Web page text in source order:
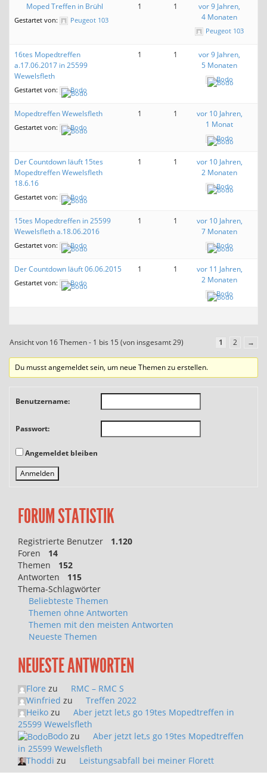
Moped Treffen in Brühl
Gestartet von: Peugeot 103
1 1
vor 9 Jahren,
4 Monaten
Peugeot 103
16tes Mopedtreffen
a.17.06.2017 in 25599
Wewelsfleth
Gestartet von: Bodo
1 1
vor 9 Jahren,
5 Monaten
Bodo
Mopedtreffen Wewelsfleth
Gestartet von: Bodo
1 1
vor 10 Jahren,
1 Monat
Bodo
Der Countdown läuft 15tes
Mopedtreffen Wewelsfleth
18.6.16
Gestartet von: Bodo
1 1
vor 10 Jahren,
2 Monaten
Bodo
15tes Mopedtreffen in 25599
Wewelsfleth a.18.06.2016
Gestartet von: Bodo
1 1
vor 10 Jahren,
7 Monaten
Bodo
Der Countdown läuft 06.06.2015
Gestartet von: Bodo
1 1
vor 11 Jahren,
2 Monaten
Bodo
Ansicht von 16 Themen - 1 bis 15 (von insgesamt 29) 1 2 →
Du musst angemeldet sein, um neue Themen zu erstellen.
Benutzername:
Passwort:
Angemeldet bleiben
Anmelden
FORUM STATISTIK
Registrierte Benutzer
1.120
Foren
14
Themen
152
Antworten
115
Thema-Schlagwörter
Beliebteste Themen
Themen ohne Antworten
Themen mit den meisten Antworten
Neueste Themen
NEUESTE ANTWORTEN
Flore zu
RMC – RMC S
Winfried zu
Treffen 2022
Heiko zu
Aber jetzt let,s go 19tes Mopedtreffen in
25599 Wewelsfleth
Bodo zu
Aber jetzt let,s go 19tes Mopedtreffen
in 25599 Wewelsfleth
Thoddi zu Leistungsabfall bei meiner Florett